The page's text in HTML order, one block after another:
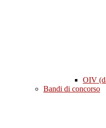
OIV
Bandi di concorso